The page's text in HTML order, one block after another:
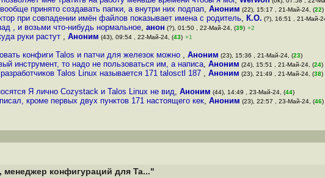
принято создавать папки, а внутри них подпап, Аноним (22), 15:17 , 21-Май-24, (22)
при совпадении имён файлов показывает имена с родитель, К.О. (?), 16:51 , 21-Май-
, и возьми что-нибудь нормальное, анон (?), 01:50 , 22-Май-24, (39) +2
руки растут , Аноним (43), 09:54 , 22-Май-24, (43) +1
конфиги Talos и патчи для железок можно , Аноним (23), 15:36 , 21-Май-24, (23)
инструмент, то надо не пользоваться им, а написа, Аноним (24), 15:51 , 21-Май-24, (24)
Talos Linux называется 171 talosctl 187 , Аноним (23), 21:49 , 21-Май-24, (38)
Я лично Cozystack и Talos Linux не вид, Аноним (44), 14:49 , 23-Май-24, (44)
кроме первых двух пунктов 171 настоящего кек, Аноним (23), 22:57 , 23-Май-24, (46)
конфигураций для Ta..."